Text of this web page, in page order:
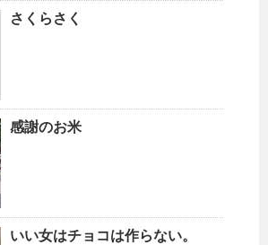
さくらさく
感謝のお米
いい女はチョコは作らない。